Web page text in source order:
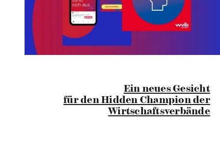
Ein neues Gesicht
für den Hidden Champion der
Wirtschaftsverbände